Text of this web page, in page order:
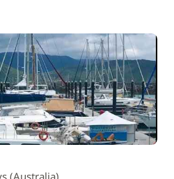
(Australia)